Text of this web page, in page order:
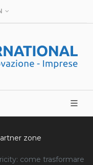
zone
come trasformare